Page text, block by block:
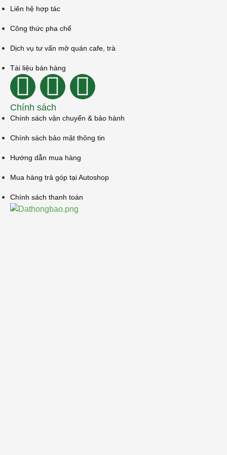
Liên hệ hợp tác
Công thức pha chế
Dịch vụ tư vấn mở quán cafe, trà
Tài liệu bán hàng
Chính sách
Chính sách vận chuyển & bảo hành
Chính sách bảo mật thông tin
Hướng dẫn mua hàng
Mua hàng trả góp tại Autoshop
Chính sách thanh toán